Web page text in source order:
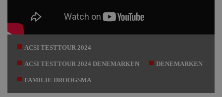
ACSI TESTTOUR 2024
ACSI TESTTOUR 2024 DENEMARKEN DENEMARKEN
FAMILIE DROOGSMA